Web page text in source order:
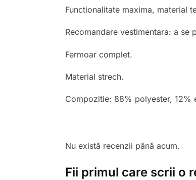
Functionalitate maxima, material
Recomandare vestimentara: a
Fermoar complet.
Material strech.
Compozitie: 88% polyester, 12%
Nu există recenzii până acum.
Fii primul care scrii o